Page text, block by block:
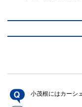
小茂根にはカーシ